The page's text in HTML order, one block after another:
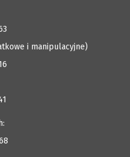
i manipulacyjne)